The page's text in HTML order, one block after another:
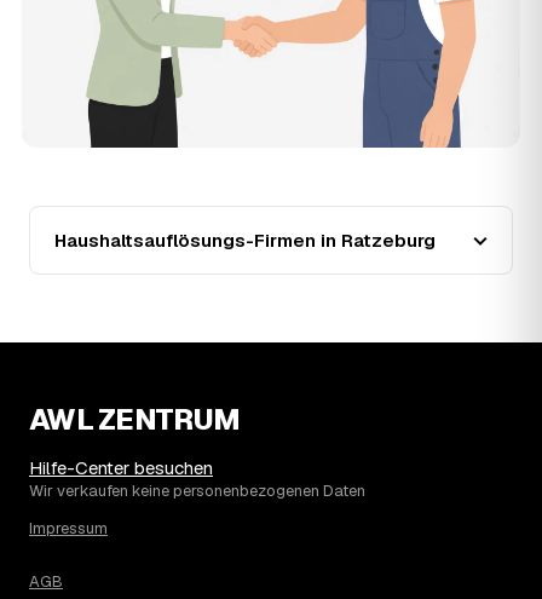
unverbindlich. Sie beschreiben Ihr Vorhaben, erhalten
mehrere Festpreis-Angebote geprüfter Anbieter in
Ratzeburg und zahlen nur, wenn Sie sich für ein Angebot
entscheiden.
Warum liegt die Preisspanne in Ratzeburg
zwischen 1.020 € und 3.520 €?
des Hausstands: eine kleine, aufgeräumte Wohnung liegt
Dachboden eher bei 3.520 €. Verwertbare
Wertgegenstände wirken unabhängig von der Größe
Richtung: fallend um rund 22 %, mit dem bisherigen
Höchststand im Jahr 2020. Seither ist der Ø-Preis
steigend – die genaue Entwicklung sehen Sie in der
Preisgrafik weiter oben.
Umgebung von Ratzeburg?
Haushaltsauflösung, in Ratzeburg sind es im Schnitt
Haushaltsauflösungs-Firmen in Ratzeburg
AWL ZENTRUM
Hilfe-Center besuchen
Wir verkaufen keine personenbezogenen Daten
Impressum
AGB